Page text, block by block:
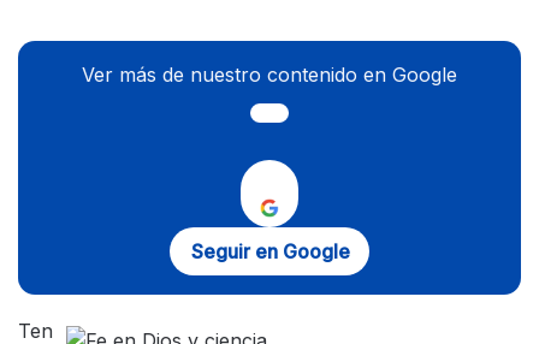
Ver más de nuestro contenido en Google
Seguir en Google
Ten